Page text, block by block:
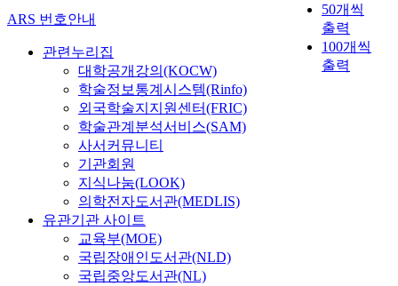
50개씩
출력
100개씩
출력
ARS 번호안내
관련누리집
대학공개강의(KOCW)
학술정보통계시스템(Rinfo)
외국학술지지원센터(FRIC)
학술관계분석서비스(SAM)
사서커뮤니티
기관회원
지식나눔(LOOK)
의학전자도서관(MEDLIS)
유관기관 사이트
교육부(MOE)
국립장애인도서관(NLD)
국립중앙도서관(NL)